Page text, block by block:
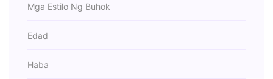
Mga Estilo Ng Buhok
Edad
Haba